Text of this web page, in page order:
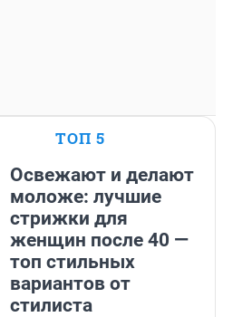
ТОП 5
Освежают и делают
моложе: лучшие
стрижки для
женщин после 40 —
топ стильных
вариантов от
стилиста